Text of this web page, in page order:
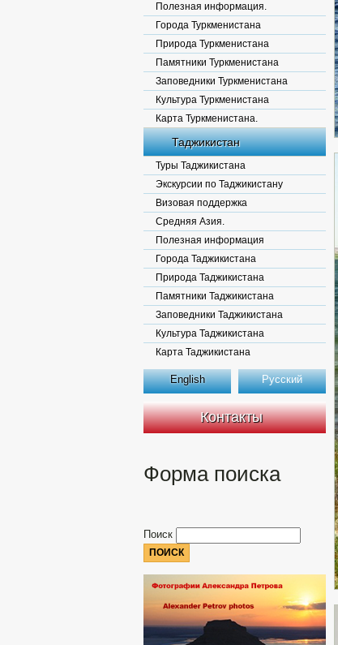
Полезная информация.
Города Туркменистана
Природа Туркменистана
Памятники Туркменистана
Заповедники Туркменистана
Культура Туркменистана
Карта Туркменистана.
Таджикистан
Туры Таджикистана
Экскурсии по Таджикистану
Визовая поддержка
Средняя Азия.
Полезная информация
Города Таджикистана
Природа Таджикистана
Памятники Таджикистана
Заповедники Таджикистана
Культура Таджикистана
Карта Таджикистана
English Русский
Контакты
Форма поиска
Поиск